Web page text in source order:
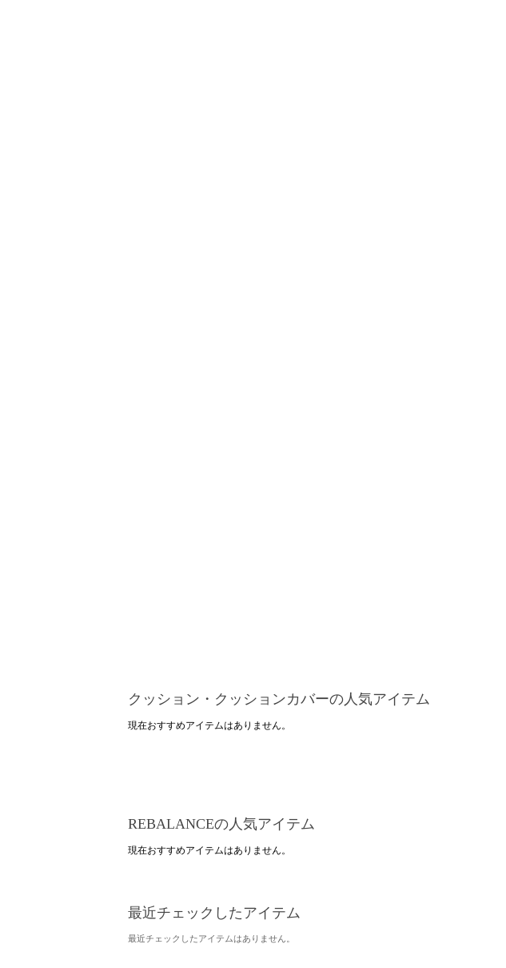
クッション・クッションカバーの人気アイテム
現在おすすめアイテムはありません。
REBALANCEの人気アイテム
現在おすすめアイテムはありません。
最近チェックしたアイテム
最近チェックしたアイテムはありません。